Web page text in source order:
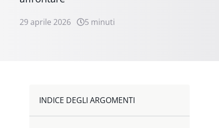
29 aprile 2026 5 minuti
INDICE DEGLI ARGOMENTI